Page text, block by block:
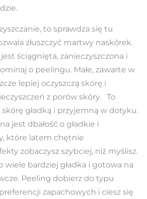
to sprawdza się tu
złuszczyć martwy naskórek.
ściągnięta, zanieczyszczona i
o peelingu. Małe, zawarte w
lepiej oczyszczą skórę i
z porów skóry. To
gładką i przyjemną w dotyku.
jest dbałość o gładkie i
które latem chętnie
zobaczysz szybciej, niż myślisz.
wiele bardziej gładka i gotowa na
Peeling dobierz do typu
zapachowych i ciesz się